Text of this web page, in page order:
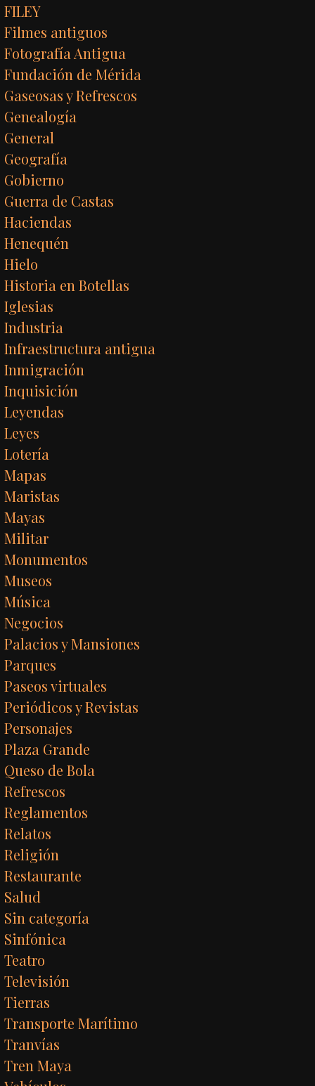
FILEY
Filmes antiguos
Fotografía Antigua
Fundación de Mérida
Gaseosas y Refrescos
Genealogía
General
Geografía
Gobierno
Guerra de Castas
Haciendas
Henequén
Hielo
Historia en Botellas
Iglesias
Industria
Infraestructura antigua
Inmigración
Inquisición
Leyendas
Leyes
Lotería
Mapas
Maristas
Mayas
Militar
Monumentos
Museos
Música
Negocios
Palacios y Mansiones
Parques
Paseos virtuales
Periódicos y Revistas
Personajes
Plaza Grande
Queso de Bola
Refrescos
Reglamentos
Relatos
Religión
Restaurante
Salud
Sin categoría
Sinfónica
Teatro
Televisión
Tierras
Transporte Marítimo
Tranvías
Tren Maya